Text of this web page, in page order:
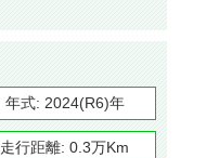
年式: 2024(R6)年
走行距離: 0.3万Km